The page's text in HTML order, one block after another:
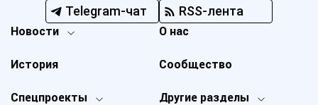
Telegram-чат RSS-лента
Новости
Спецпроекты Другие разделы
История
О нас
Сообщество